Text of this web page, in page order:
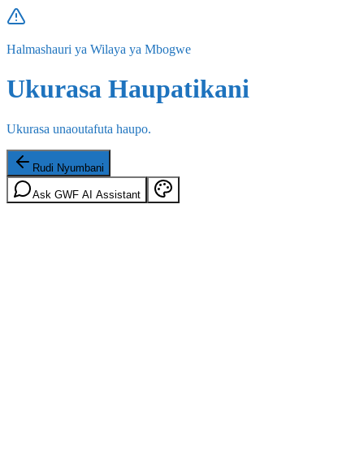
Halmashauri ya Wilaya ya Mbogwe
Ukurasa Haupatikani
Ukurasa unaoutafuta haupo.
Rudi Nyumbani
Ask GWF AI Assistant